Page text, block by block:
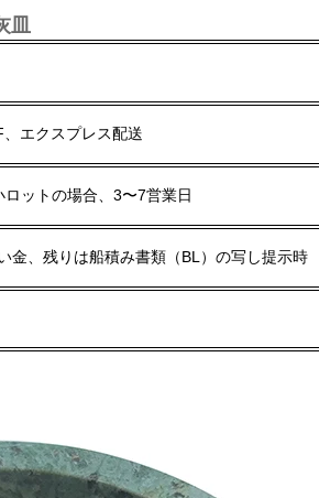
皿
エクスプレス配送
ットの場合、3〜7営業日
金、残りは船積み書類（BL）の写し提示時